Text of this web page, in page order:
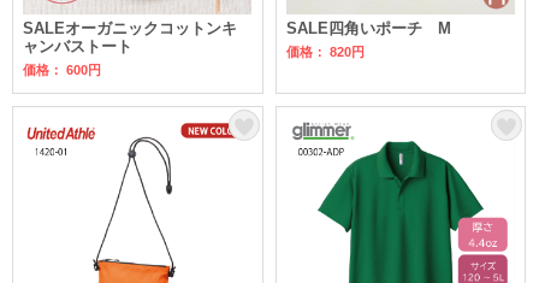
SALEオーガニックコットンキ
ャンバストート
価格： 600円
SALE四角いポーチ M
価格： 820円